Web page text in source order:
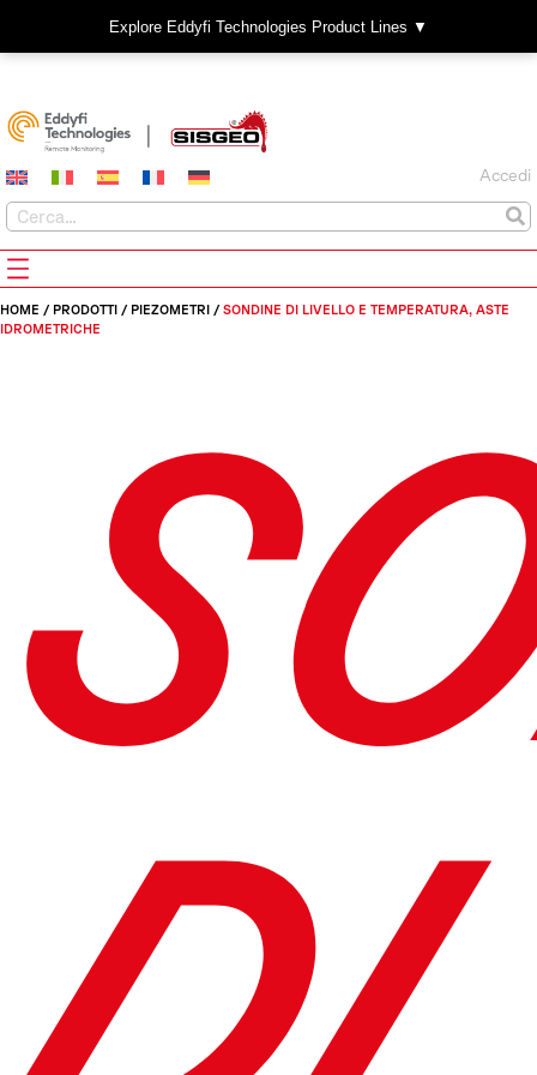
Explore Eddyfi Technologies Product Lines ▼
Accedi
HOME / PRODOTTI / PIEZOMETRI / SONDINE DI LIVELLO E TEMPERATURA, ASTE
IDROMETRICHE